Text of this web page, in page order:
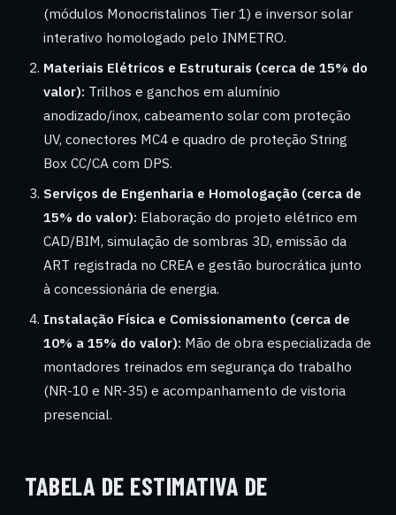
(módulos Monocristalinos Tier 1) e inversor solar
interativo homologado pelo INMETRO.
Materiais Elétricos e Estruturais (cerca de 15% do
valor): Trilhos e ganchos em alumínio
anodizado/inox, cabeamento solar com proteção
UV, conectores MC4 e quadro de proteção String
Box CC/CA com DPS.
Serviços de Engenharia e Homologação (cerca de
15% do valor): Elaboração do projeto elétrico em
CAD/BIM, simulação de sombras 3D, emissão da
ART registrada no CREA e gestão burocrática junto
à concessionária de energia.
Instalação Física e Comissionamento (cerca de
10% a 15% do valor): Mão de obra especializada de
montadores treinados em segurança do trabalho
(NR-10 e NR-35) e acompanhamento de vistoria
presencial.
TABELA DE ESTIMATIVA DE